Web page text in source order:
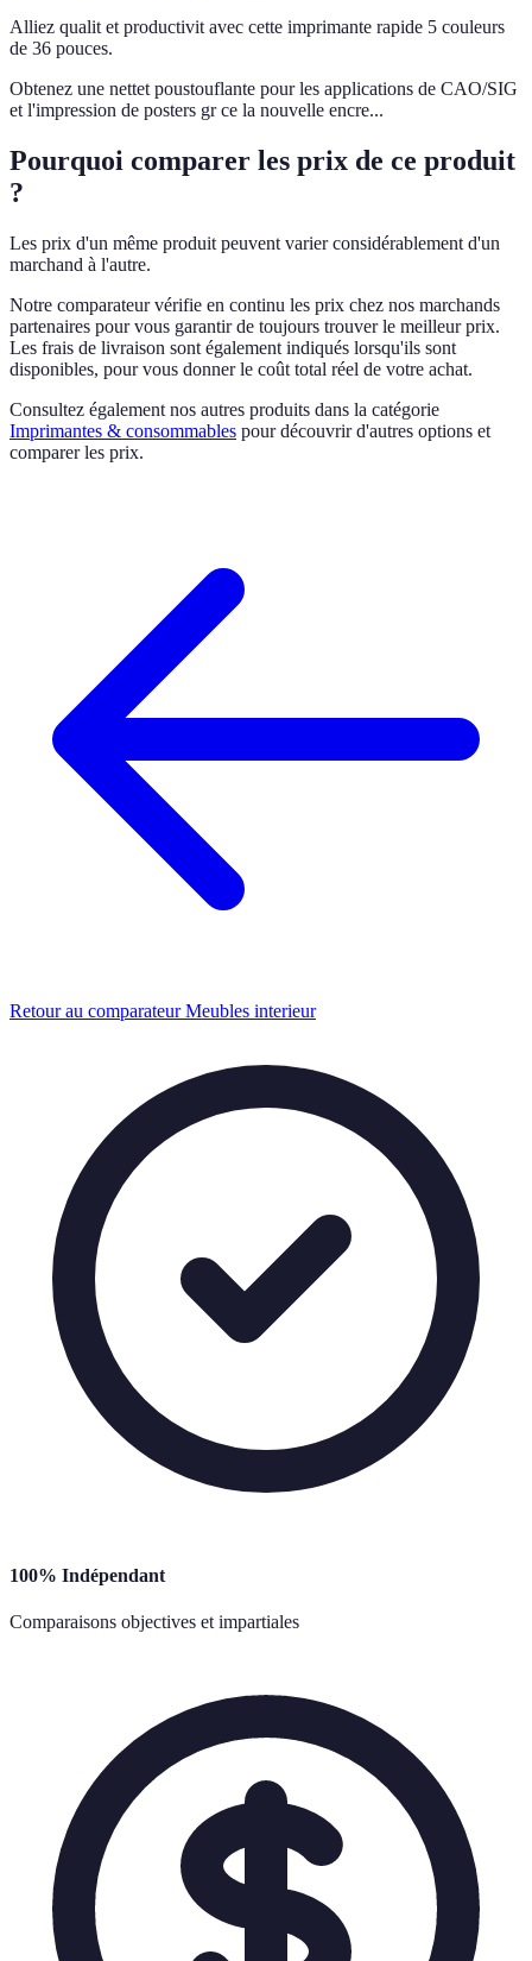
Alliez qualit et productivit avec cette imprimante rapide 5 couleurs
de 36 pouces.
Obtenez une nettet poustouflante pour les applications de CAO/SIG
et l'impression de posters gr ce la nouvelle encre...
Pourquoi comparer les prix de ce produit
?
Les prix d'un même produit peuvent varier considérablement d'un
marchand à l'autre.
Notre comparateur vérifie en continu les prix chez nos marchands
partenaires pour vous garantir de toujours trouver le meilleur prix.
Les frais de livraison sont également indiqués lorsqu'ils sont
disponibles, pour vous donner le coût total réel de votre achat.
Consultez également nos autres produits dans la catégorie
Imprimantes & consommables pour découvrir d'autres options et
comparer les prix.
Retour au comparateur Meubles interieur
100% Indépendant
Comparaisons objectives et impartiales